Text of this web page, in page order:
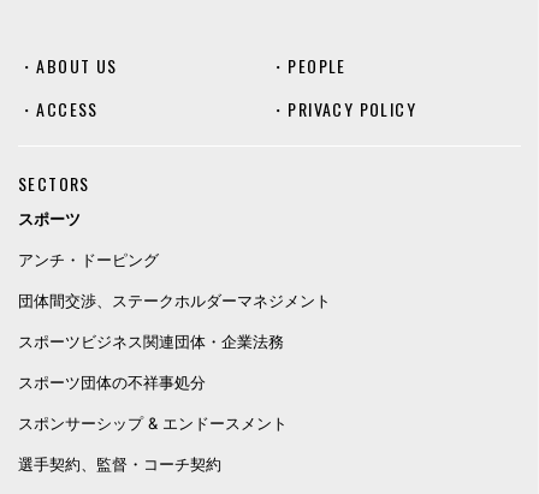
・ABOUT US ・ PEOPLE
・ACCESS ・ PRIVACY POLICY
SECTORS
スポーツ
アンチ・ドーピング
団体間交渉、ステークホルダーマネジメント
スポーツビジネス関連団体・企業法務
スポーツ団体の不祥事処分
スポンサーシップ & エンドースメント
選手契約、監督・コーチ契約